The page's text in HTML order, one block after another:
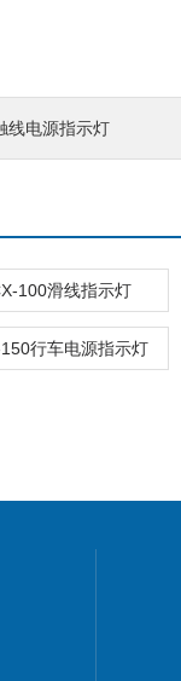
线电源指示灯
100滑线指示灯
行车电源指示灯